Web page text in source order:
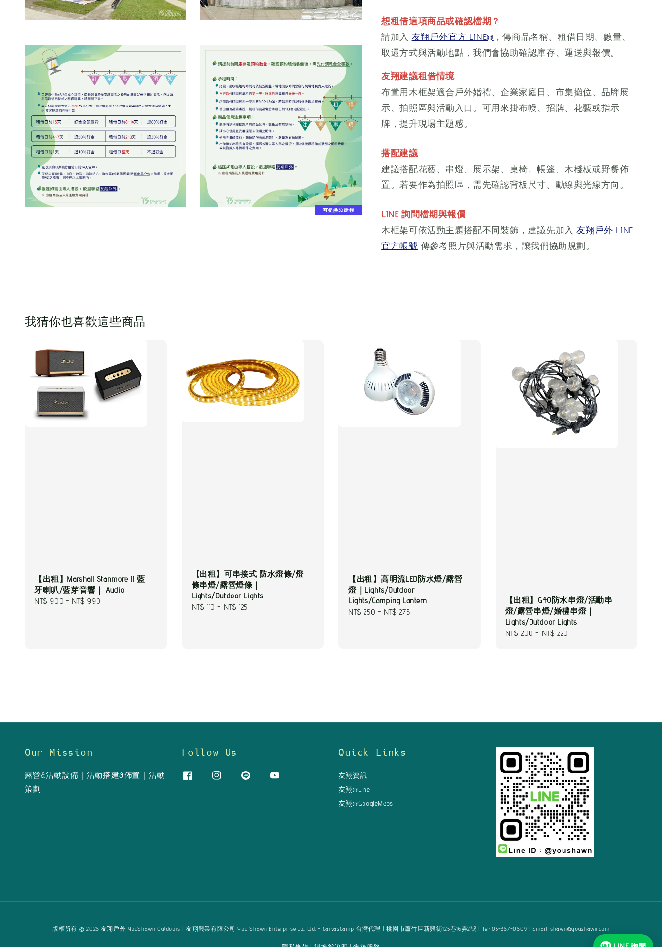
可提供3D建模
想租借這項商品或確認檔期？
請加入 友翔戶外官方 LINE@ ，傳商品名稱、租借日期、數量、
取還方式與活動地點，我們會協助確認庫存、運送與報價。
友翔建議租借情境
布置用木框架適合戶外婚禮、企業家庭日、市集攤位、品牌展
示、拍照區與活動入口。可用來掛布幔、招牌、花藝或指示
牌，提升現場主題感。
搭配建議
建議搭配花藝、串燈、展示架、桌椅、帳篷、木棧板或野餐佈
置。若要作為拍照區，需先確認背板尺寸、動線與光線方向。
LINE 詢問檔期與報價
木框架可依活動主題搭配不同裝飾，建議先加入友翔戶外 LINE
官方帳號 傳參考照片與活動需求，讓我們協助規劃。
我猜你也喜歡這些商品
【出租】Marshall Stanmore II 藍
牙喇叭/藍芽音響｜ Audio
Regular
NT$ 900 - NT$ 990
【出租】可串接式 防水燈條/燈
條串燈/露營燈條｜
Lights/Outdoor Lights
Regular
NT$ 110 - NT$ 125
【出租】高明流LED防水燈/露營
燈｜Lights/Outdoor
Lights/Camping Lantern
Regular
NT$ 250 - NT$ 275
【出租】G40防水串燈/活動串
燈/露營串燈/婚禮串燈｜
Lights/Outdoor Lights
Regular
NT$ 200 - NT$ 220
Our Mission
露營&活動設備｜活動搭建&佈置｜活動
策劃
Follow Us Quick Links
友翔資訊
友翔@Line
友翔@GoogleMaps
版權所有 © 2026 友翔戶外 YouShawn Outdoors | 友翔興業有限公司 You Shawn Enterprise Co., Ltd. - CanvasCamp 台灣代理 | 桃園市蘆竹區新興街125巷16弄2號 | Tel: 03-367-0609 | Email: shawn@youshawn.com